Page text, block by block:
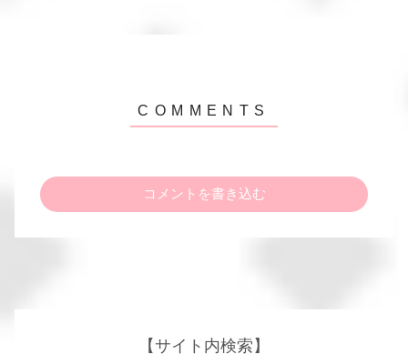
コメントを書き込む
【サイト内検索】